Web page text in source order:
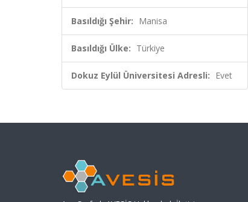
Basıldığı Şehir: Manisa
Basıldığı Ülke: Türkiye
Dokuz Eylül Üniversitesi Adresli: Evet